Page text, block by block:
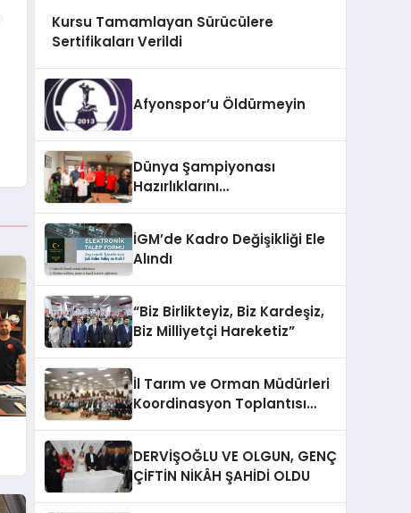
Kursu Tamamlayan Sürücülere
Sertifikaları Verildi
Afyonspor’u Öldürmeyin
Dünya Şampiyonası
Hazırlıklarını
İGM’de Kadro Değişikliği Ele
Alındı
“Biz Birlikteyiz, Biz Kardeşiz,
Biz Milliyetçi Hareketiz”
İl Tarım ve Orman Müdürleri
Koordinasyon Toplantısı
DERVİŞOĞLU VE OLGUN, GENÇ
ÇİFTİN NİKÂH ŞAHİDİ OLDU